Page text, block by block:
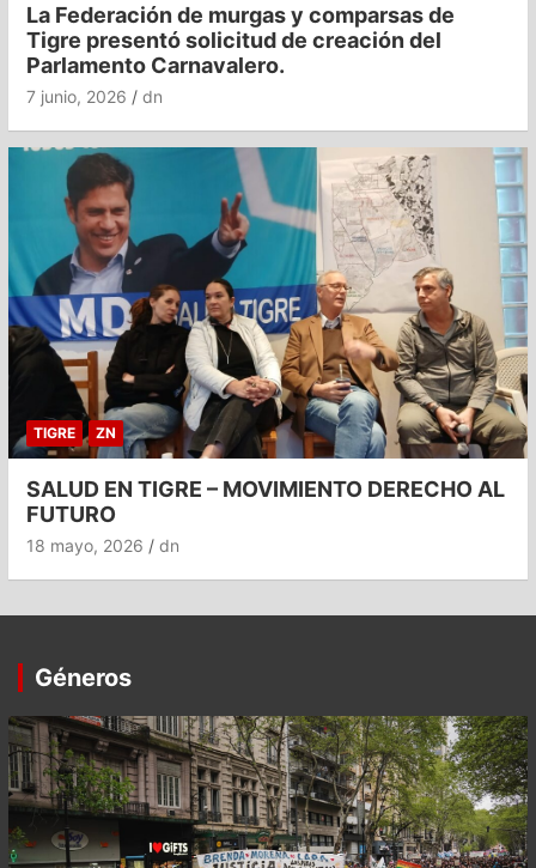
La Federación de murgas y comparsas de
Tigre presentó solicitud de creación del
Parlamento Carnavalero.
7 junio, 2026 dn
TIGRE ZN
SALUD EN TIGRE – MOVIMIENTO DERECHO AL
FUTURO
18 mayo, 2026 dn
Géneros